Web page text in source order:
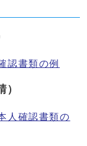
認書類の例
人確認書類の